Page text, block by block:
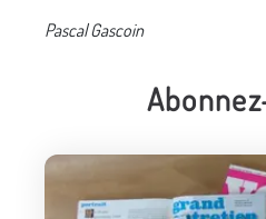
Pascal Gascoin